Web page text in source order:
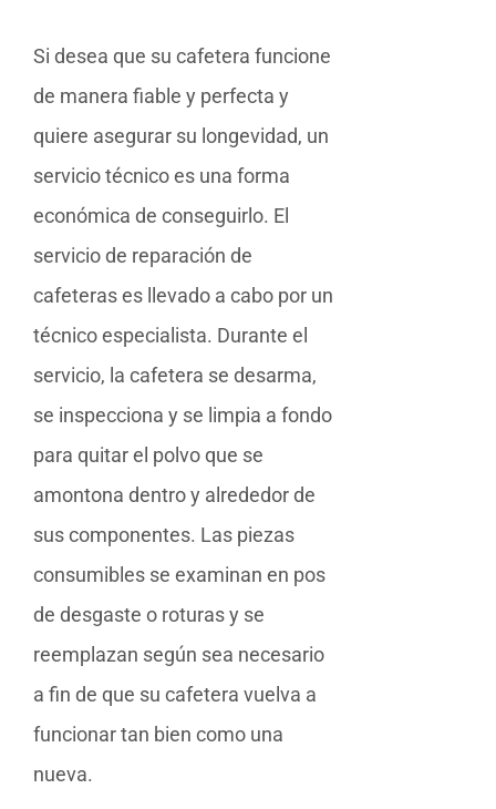
Si desea que su cafetera funcione
de manera fiable y perfecta y
quiere asegurar su longevidad, un
servicio técnico es una forma
económica de conseguirlo. El
servicio de reparación de
cafeteras es llevado a cabo por un
técnico especialista. Durante el
servicio, la cafetera se desarma,
se inspecciona y se limpia a fondo
para quitar el polvo que se
amontona dentro y alrededor de
sus componentes. Las piezas
consumibles se examinan en pos
de desgaste o roturas y se
reemplazan según sea necesario
a fin de que su cafetera vuelva a
funcionar tan bien como una
nueva.